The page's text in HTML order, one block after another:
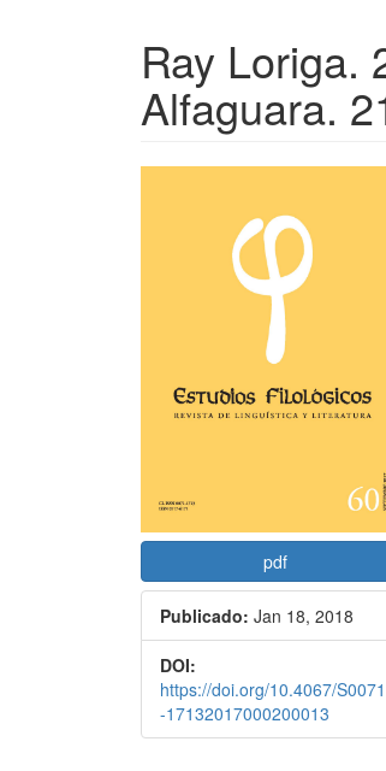
Ray Loriga.
Alfaguara.
lateral
artículo
pdf
Publicado: Jan 18, 2018
DOI:
https://doi.org/10.4067/S0071
-17132017000200013